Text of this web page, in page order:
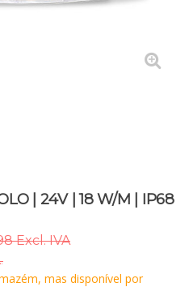
| 24V | 18 W/M | IP68
Excl. IVA
mas disponível por